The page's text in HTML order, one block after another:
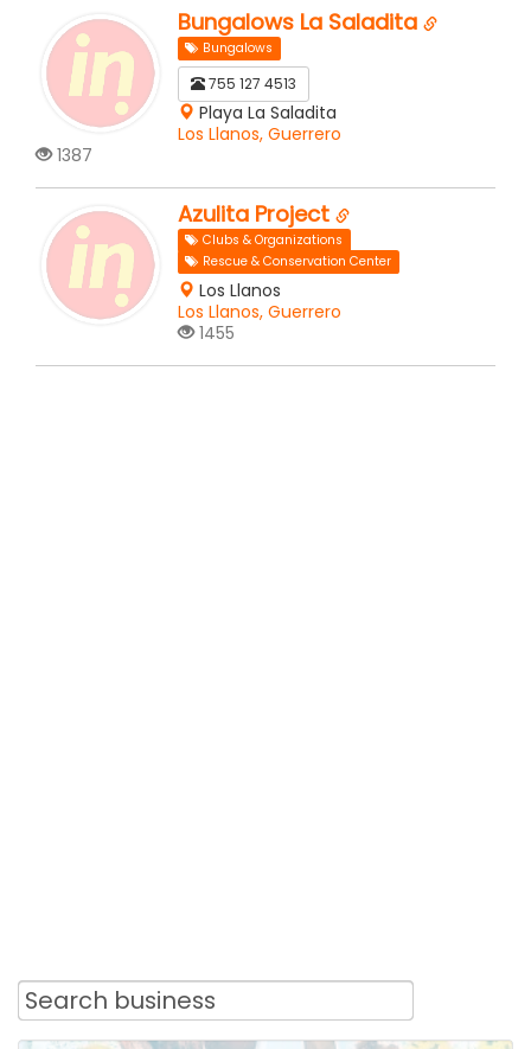
Bungalows La Saladita
Bungalows
755 127 4513
Playa La Saladita
Los Llanos, Guerrero
1387
Azulita Project
Clubs & Organizations
Rescue & Conservation Center
Los Llanos
Los Llanos, Guerrero
1455